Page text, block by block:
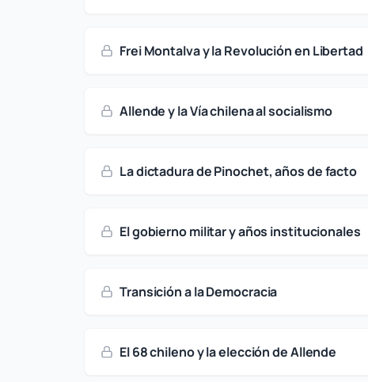
Frei Montalva y la Revolución en Libertad
Allende y la Vía chilena al socialismo
La dictadura de Pinochet, años de facto
El gobierno militar y años institucionales
Transición a la Democracia
El 68 chileno y la elección de Allende